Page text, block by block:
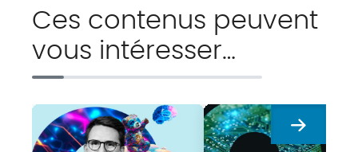
Ces contenus peuvent
vous intéresser…
Suivant